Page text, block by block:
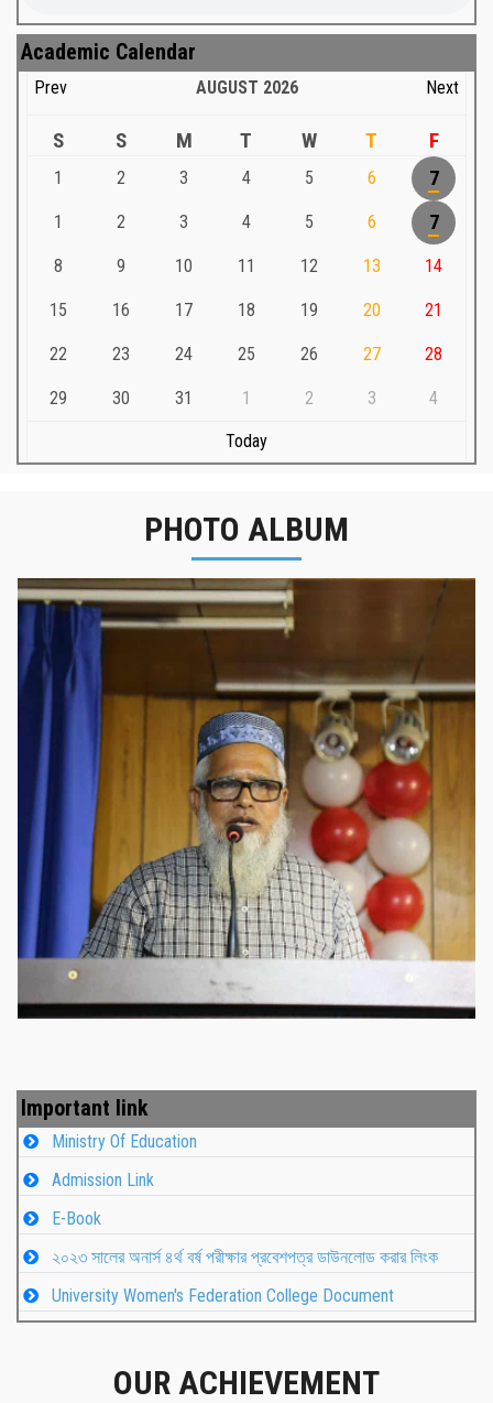
Academic Calendar
Prev AUGUST 2026 Next
S S M T W T F
1 2 3 4 5 6 7
1 2 3 4 5 6 7
8 9 10 11 12 13 14
15 16 17 18 19 20 21
22 23 24 25 26 27 28
29 30 31 1 2 3 4
Today
PHOTO ALBUM
নবীনবরণ - ২০২৫
Important link
Ministry Of Education
Admission Link
E-Book
২০২৩ সালের অনার্স ৪র্থ বর্ষ পরীক্ষার প্রবেশপত্র ডাউনলোড করার লিংক
University Women's Federation College Document
OUR ACHIEVEMENT